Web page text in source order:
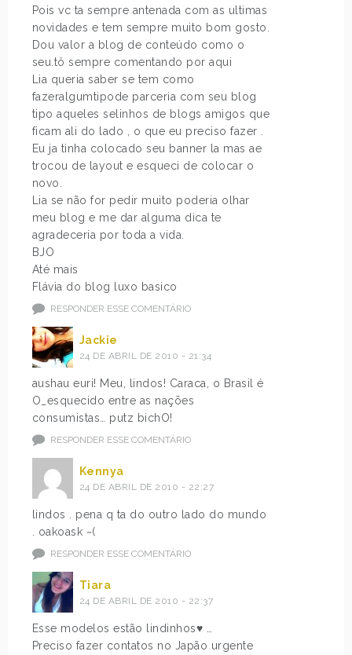
Pois vc ta sempre antenada com as ultimas
novidades e tem sempre muito bom gosto.
Dou valor a blog de conteúdo como o
seu.tô sempre comentando por aqui
Lia queria saber se tem como
fazeralgumtipode parceria com seu blog
tipo aqueles selinhos de blogs amigos que
ficam ali do lado , o que eu preciso fazer .
Eu ja tinha colocado seu banner la mas ae
trocou de layout e esqueci de colocar o
novo.
Lia se não for pedir muito poderia olhar
meu blog e me dar alguma dica te
agradeceria por toda a vida.
BJO
Até mais
Flávia do blog luxo basico
RESPONDER ESSE COMENTÁRIO
Jackie
24 DE ABRIL DE 2010 - 21:34
aushau euri! Meu, lindos! Caraca, o Brasil é
O_esquecido entre as nações
consumistas… putz bichO!
RESPONDER ESSE COMENTÁRIO
Kennya
24 DE ABRIL DE 2010 - 22:27
lindos . pena q ta do outro lado do mundo
. oakoask ~(
RESPONDER ESSE COMENTÁRIO
Tiara
24 DE ABRIL DE 2010 - 22:37
Esse modelos estão lindinhos♥ …
Preciso fazer contatos no Japão urgente